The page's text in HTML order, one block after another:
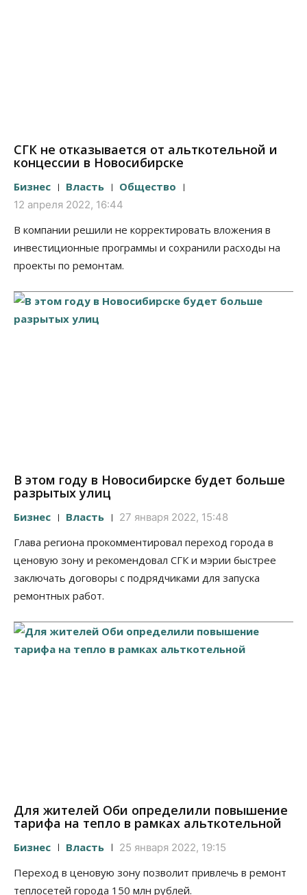
СГК не отказывается от альткотельной и
концессии в Новосибирске
Бизнес Власть Общество
12 апреля 2022, 16:44
В компании решили не корректировать вложения в
инвестиционные программы и сохранили расходы на
проекты по ремонтам.
В этом году в Новосибирске будет больше
разрытых улиц
Бизнес Власть 27 января 2022, 15:48
Глава региона прокомментировал переход города в
ценовую зону и рекомендовал СГК и мэрии быстрее
заключать договоры с подрядчиками для запуска
ремонтных работ.
Для жителей Оби определили повышение
тарифа на тепло в рамках альткотельной
Бизнес Власть 25 января 2022, 19:15
Переход в ценовую зону позволит привлечь в ремонт
теплосетей города 150 млн рублей.